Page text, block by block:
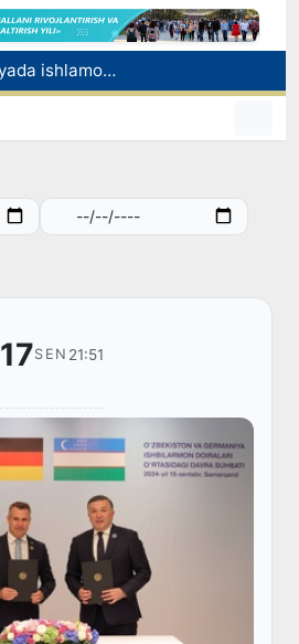
Bolaning familiyasiga otasining ismini berishga ruxsat beriladi
Behruz Karimov faoliyatini Shveytsariyaning «Lugano» klubida davom ettiradi
Chexiya va Slovakiyada ishlamoqchi bo‘lgan tibbiyot mutaxassislari ro‘yxatga olinadi
17SEN 21:51